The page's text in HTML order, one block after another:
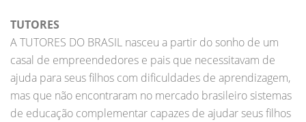
TUTORES
A TUTORES DO BRASIL nasceu a partir do sonho de um
casal de empreendedores e pais que necessitavam de
ajuda para seus filhos com dificuldades de aprendizagem,
mas que não encontraram no mercado brasileiro sistemas
de educação complementar capazes de ajudar seus filhos